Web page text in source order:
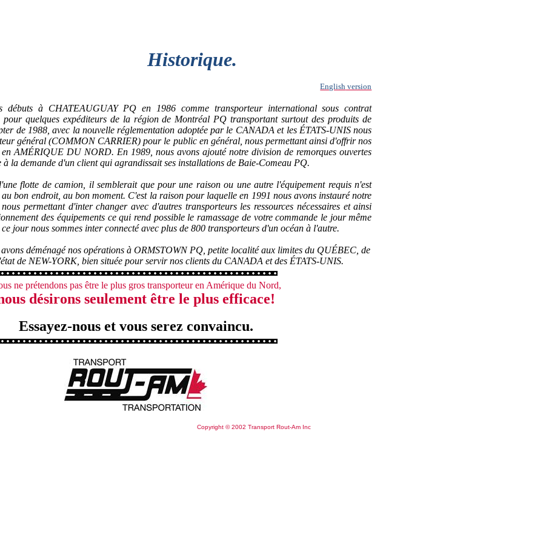
Historique.
English version
débuts à CHATEAUGUAY PQ en 1986 comme transporteur international sous contrat
quelques expéditeurs de la région de Montréal PQ transportant surtout des produits de
de 1988, avec la nouvelle réglementation adoptée par le CANADA et les ÉTATS-UNIS nous
général (COMMON CARRIER) pour le public en général, nous permettant ainsi d'offrir nos
AMÉRIQUE DU NORD. En 1989, nous avons ajouté notre division de remorques ouvertes
la demande d'un client qui agrandissait ses installations de Baie-Comeau PQ.
flotte de camion, il semblerait que pour une raison ou une autre l'équipement requis n'est
bon endroit, au bon moment. C'est la raison pour laquelle en 1991 nous avons instauré notre
permettant d'inter changer avec d'autres transporteurs les ressources nécessaires et ainsi
des équipements ce qui rend possible le ramassage de votre commande le jour même
jour nous sommes inter connecté avec plus de 800 transporteurs d'un océan à l'autre.
déménagé nos opérations à ORMSTOWN PQ, petite localité aux limites du QUÉBEC, de
de NEW-YORK, bien située pour servir nos clients du CANADA et des ÉTATS-UNIS.
ne prétendons pas être le plus gros transporteur en Amérique du Nord,
désirons seulement être le plus efficace!
Essayez-nous et vous serez convaincu.
Copyright © 2002 Transport Rout-Am Inc